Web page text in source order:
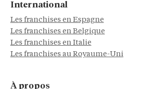
International
Les franchises en Espagne
Les franchises en Belgique
Les franchises en Italie
Les franchises au Royaume-Uni
À propos